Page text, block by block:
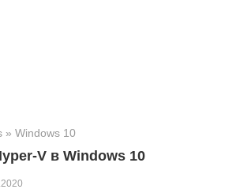
» Windows 10
V в Windows 10